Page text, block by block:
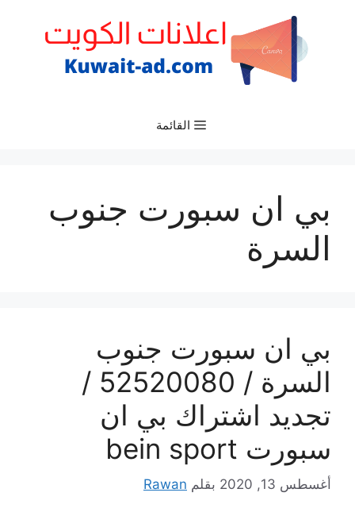
القائمة
بي ان سبورت جنوب
السرة
بي ان سبورت جنوب
السرة / 52520080 /
تجديد اشتراك بي ان
سبورت bein sport
أغسطس 13, 2020 بقلم Rawan